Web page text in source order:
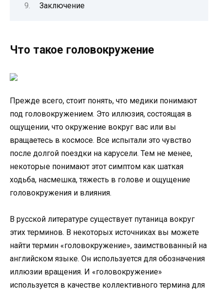
Заключение
Что такое головокружение
Прежде всего, стоит понять, что медики понимают
под головокружением. Это иллюзия, состоящая в
ощущении, что окружение вокруг вас или вы
вращаетесь в космосе. Все испытали это чувство
после долгой поездки на карусели. Тем не менее,
некоторые понимают этот симптом как шаткая
ходьба, насмешка, тяжесть в голове и ощущение
головокружения и влияния.
В русской литературе существует путаница вокруг
этих терминов. В некоторых источниках вы можете
найти термин «головокружение», заимствованный на
английском языке. Он используется для обозначения
иллюзии вращения. И «головокружение»
используется в качестве коллективного термина для